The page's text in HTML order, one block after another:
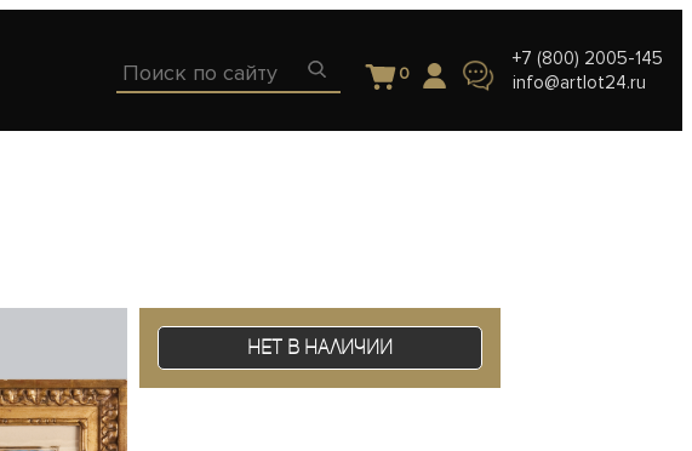
0
+7 (800) 2005-145
info@artlot24.ru
Нет в наличии